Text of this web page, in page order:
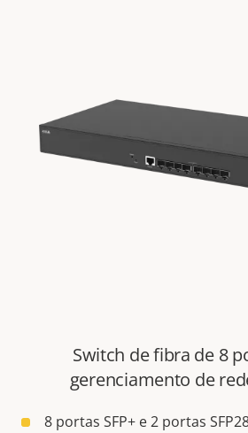
Switch de fibra de 8
gerenciamento de
8 portas SFP+ e 2 portas